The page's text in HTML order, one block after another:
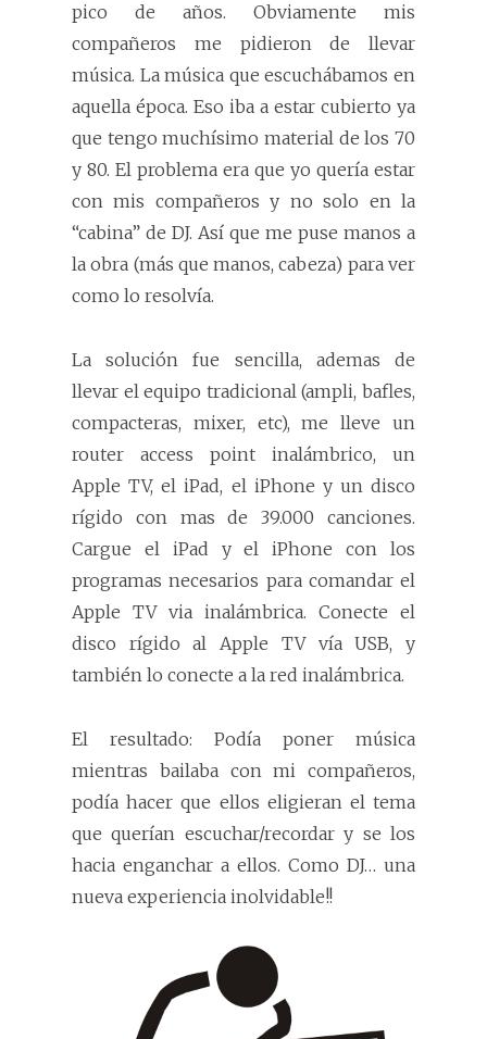
pico de años. Obviamente mis
compañeros me pidieron de llevar
música. La música que escuchábamos en
aquella época. Eso iba a estar cubierto ya
que tengo muchísimo material de los 70
y 80. El problema era que yo quería estar
con mis compañeros y no solo en la
“cabina” de DJ. Así que me puse manos a
la obra (más que manos, cabeza) para ver
como lo resolvía.
La solución fue sencilla, ademas de
llevar el equipo tradicional (ampli, bafles,
compacteras, mixer, etc), me lleve un
router access point inalámbrico, un
Apple TV, el iPad, el iPhone y un disco
rígido con mas de 39.000 canciones.
Cargue el iPad y el iPhone con los
programas necesarios para comandar el
Apple TV via inalámbrica. Conecte el
disco rígido al Apple TV vía USB, y
también lo conecte a la red inalámbrica.
El resultado: Podía poner música
mientras bailaba con mi compañeros,
podía hacer que ellos eligieran el tema
que querían escuchar/recordar y se los
hacia enganchar a ellos. Como DJ… una
nueva experiencia inolvidable!!